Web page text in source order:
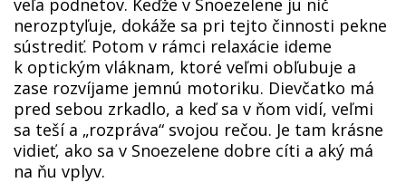
veľa podnetov. Keďže v Snoezelene ju nič
nerozptyľuje, dokáže sa pri tejto činnosti pekne
sústrediť. Potom v rámci relaxácie ideme
k optickým vláknam, ktoré veľmi obľubuje a
zase rozvíjame jemnú motoriku. Dievčatko má
pred sebou zrkadlo, a keď sa v ňom vidí, veľmi
sa teší a „rozpráva“ svojou rečou. Je tam krásne
vidieť, ako sa v Snoezelene dobre cíti a aký má
na ňu vplyv.